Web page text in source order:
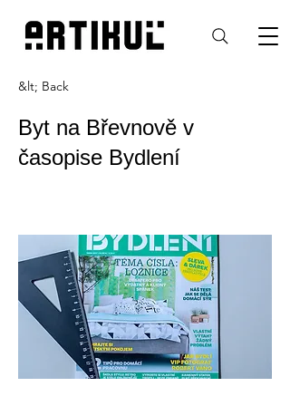
&lt; Back
Byt na Břevnově v
časopise Bydlení